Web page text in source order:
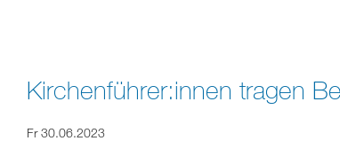
Kirchenführer:innen tragen
Fr 30.06.2023